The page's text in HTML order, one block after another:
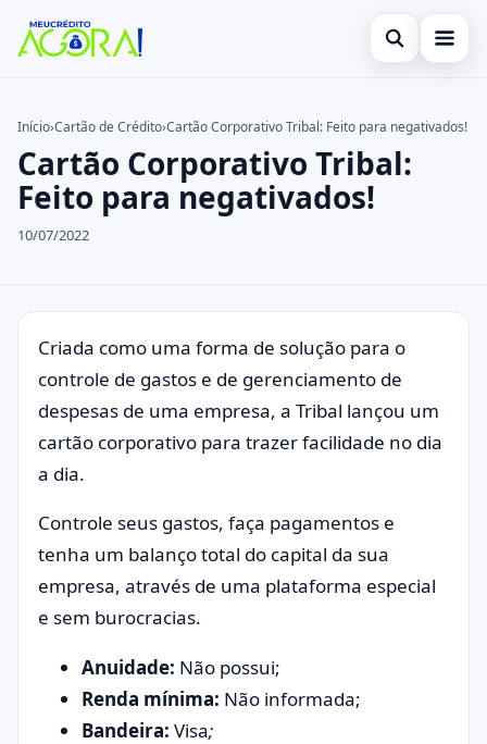
Abrir busca
Cartão de Crédito
Empréstimo
Buscar no site
Buscar por:
Pressione Enter para buscar ou ESC para fechar.
Início›Cartão de Crédito›Cartão Corporativo Tribal: Feito para negativados!
Cartão Corporativo Tribal:
Feito para negativados!
10/07/2022
Criada como uma forma de solução para o
controle de gastos e de gerenciamento de
despesas de uma empresa, a Tribal lançou um
cartão corporativo para trazer facilidade no dia
a dia.
Controle seus gastos, faça pagamentos e
tenha um balanço total do capital da sua
empresa, através de uma plataforma especial
e sem burocracias.
Anuidade: Não possui;
Renda mínima: Não informada;
Bandeira: Visa;